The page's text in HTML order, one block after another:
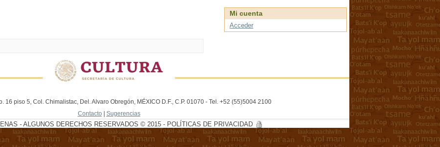
Mi cuenta
Acceder
16 piso 5, Col. Chimalistac, Del. Alvaro Obregón, MÉXICO D.F., C.P. 01070 - Tel. +52 (55)5004 2100
Contacto | Sugerencias
- ALGUNOS DERECHOS RESERVADOS © 2015 - POLÍTICAS DE PRIVACIDAD